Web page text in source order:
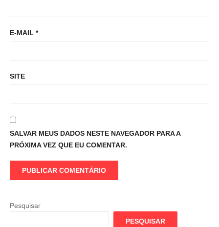
E-MAIL *
SITE
SALVAR MEUS DADOS NESTE NAVEGADOR PARA A
PRÓXIMA VEZ QUE EU COMENTAR.
Pesquisar
PESQUISAR